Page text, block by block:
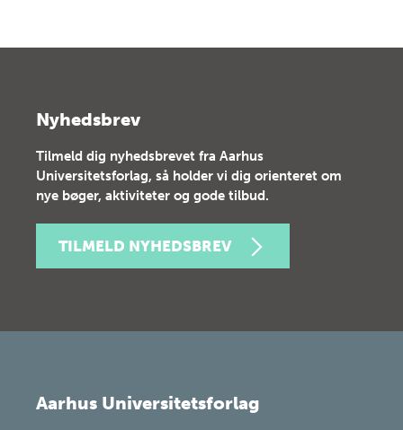
Nyhedsbrev
Tilmeld dig nyhedsbrevet fra Aarhus
Universitetsforlag, så holder vi dig orienteret om
nye bøger, aktiviteter og gode tilbud.
TILMELD NYHEDSBREV
Aarhus Universitetsforlag